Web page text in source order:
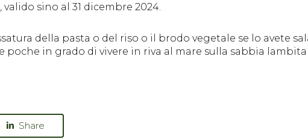
sino al 31 dicembre 2024.
della pasta o del riso o il brodo vegetale se lo avete
in grado di vivere in riva al mare sulla sabbia
Share